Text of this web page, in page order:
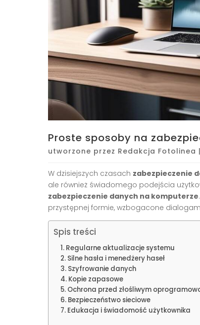
Proste sposoby na
utworzone przez Redakcja Fotolinea |
W dzisiejszych czasach zabezpieczenie
ale również świadomego podejścia
zabezpieczenie danych na komputerze
przystępnej formie, wzbogacone
Spis treści
Regularne aktualizacje systemu
Silne hasła i menedżery haseł
Szyfrowanie danych
Kopie zapasowe
Ochrona przed złośliwym
Bezpieczeństwo sieciowe
Edukacja i świadomość użytkownika